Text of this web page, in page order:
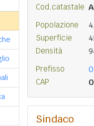
Cod.catastale
Popolazione
Superficie
Densità
Prefisso
CAP
Sindaco